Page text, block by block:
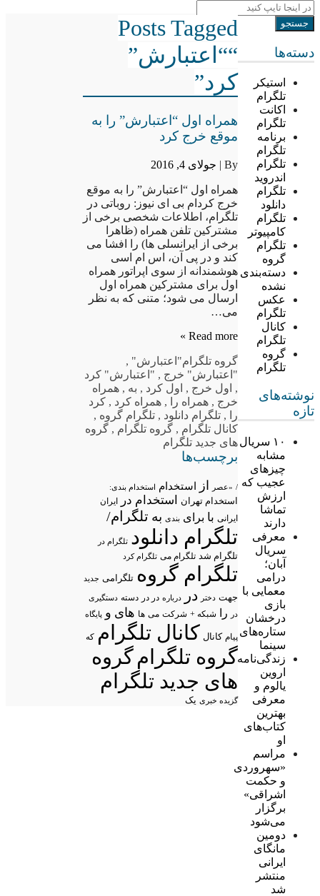
دسته‌ها
استیکر
تلگرام
اکانت
تلگرام
برنامه
تلگرام
تلگرام
اندروید
تلگرام
دانلود
تلگرام
کامپیوتر
تلگرام
گروه
دسته‌بندی
نشده
عکس
تلگرام
کانال
تلگرام
گروه
تلگرام
نوشته‌های
تازه
۱۰ سریال
مشابه
چیزهای
عجیب که
ارزش
تماشا
دارند
معرفی
سریال
آبان؛
درامی
معمایی با
بازی
درخشان
ستاره‌های
سینما
زندگی‌نامه
اروین
یالوم و
معرفی
بهترین
کتاب‌های
او
مراسم
«سهروردی
و حکمت
اشراقی»
برگزار
می‌شود
دومین
مانگای
ایرانی
منتشر
شد
Posts Tagged
““اعتبارش”
کرد”
همراه اول “اعتبارش” را به
موقع خرج کرد
By | جولای 4, 2016
همراه اول “اعتبارش” را به موقع
خرج کردام بی ای نیوز: روباتی در
تلگرام، اطلاعات شخصی برخی از
مشترکین تلفن همراه (ظاهرا
برخی از ایرانسلی ها) را افشا می
کند و در پی آن، اس ام اسی
هوشمندانه از سوی اپراتور همراه
اول برای مشترکین همراه اول
ارسال می شود؛ متنی که به نظر
می…
Read more »
گروه تلگرام"اعتبارش" ,
"اعتبارش" خرج , "اعتبارش" کرد
, اول خرج , اول کرد , به , همراه
خرج , همراه را , همراه کرد , کرد
را
, تلگرام دانلود , تلگرام گروه ,
کانال تلگرام , گروه تلگرام , گروه
های جدید تلگرام
برچسب‌ها
/ «عصر از استخدام استخدام بندی:
استخدام تهران استخدام در ایران
ایرانی با برای بندی به تلگرام/
تلگرام دانلود تلگرام در
تلگرام شد تلگرام می تلگرام کرد
تلگرام گروه تلگرامی جدید
جهت دختر در درباره در در دسته دستگیری
در
را شبکه + شرکت می ها های و پایگاه
پیام کانال کانال تلگرام که
گروه تلگرامگروه
های جدید تلگرام
گزیده خبری یک